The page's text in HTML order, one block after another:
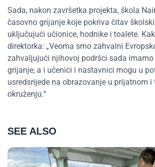
Sada, nakon završetka projekta, škola
časovno grijanje koje pokriva čitav
uključujući učionice, hodnike i toalete.
direktorka: „Veoma smo zahvalni
zahvaljujući njihovoj podršci sada
grijanje, a i učenici i nastavnici mogu u
usredsrijede na obrazovanje u prijatnom i
okruženju.“
SEE ALSO